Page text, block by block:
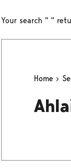
Your search " "
Home